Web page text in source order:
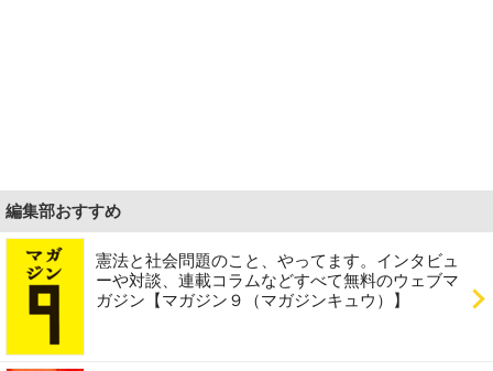
編集部おすすめ
憲法と社会問題のこと、やってます。インタビュ
ーや対談、連載コラムなどすべて無料のウェブマ
ガジン【マガジン９（マガジンキュウ）】